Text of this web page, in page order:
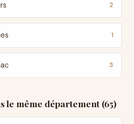
2
1
3
le même département (65)